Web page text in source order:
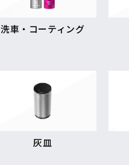
洗車・コーティング
灰皿